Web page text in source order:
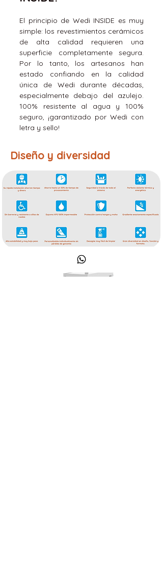
El principio de Wedi INSIDE es muy
simple: los revestimientos cerámicos
de alta calidad requieren una
superficie completamente segura.
Por lo tanto, los artesanos han
estado confiando en la calidad
única de Wedi durante décadas,
especialmente debajo del azulejo.
100% resistente al agua y 100%
seguro, ¡garantizado por Wedi con
letra y sello!
Diseño y diversidad